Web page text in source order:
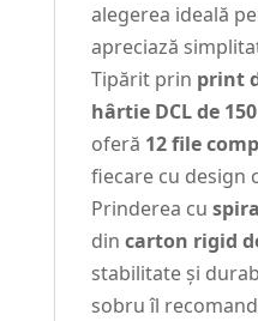
alegerea ideală
apreciază
Tipărit prin print
hârtie DCL de
oferă 12 file
fiecare cu design
Prinderea cu
din carton rigid
stabilitate și
sobru îl